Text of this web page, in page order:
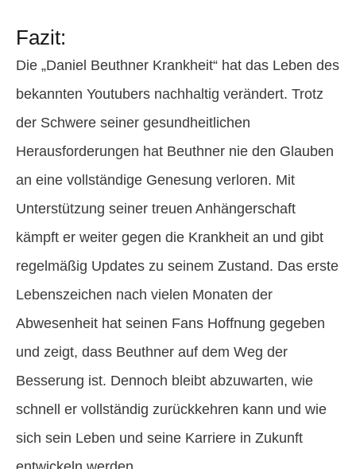
Fazit:
Die „Daniel Beuthner Krankheit“ hat das Leben des
bekannten Youtubers nachhaltig verändert. Trotz
der Schwere seiner gesundheitlichen
Herausforderungen hat Beuthner nie den Glauben
an eine vollständige Genesung verloren. Mit
Unterstützung seiner treuen Anhängerschaft
kämpft er weiter gegen die Krankheit an und gibt
regelmäßig Updates zu seinem Zustand. Das erste
Lebenszeichen nach vielen Monaten der
Abwesenheit hat seinen Fans Hoffnung gegeben
und zeigt, dass Beuthner auf dem Weg der
Besserung ist. Dennoch bleibt abzuwarten, wie
schnell er vollständig zurückkehren kann und wie
sich sein Leben und seine Karriere in Zukunft